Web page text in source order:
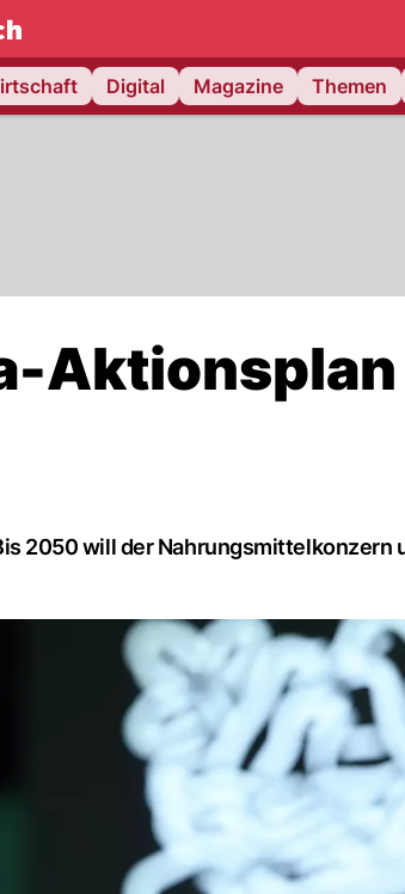
Digital Magazine Themen
2050 will der Nahrungsmittelkonzern